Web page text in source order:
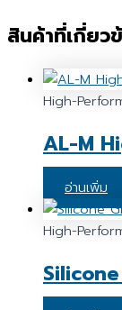
สินค้าที่เกี่ยว
High-
AL-M
อ่านเพิ่ม
High-